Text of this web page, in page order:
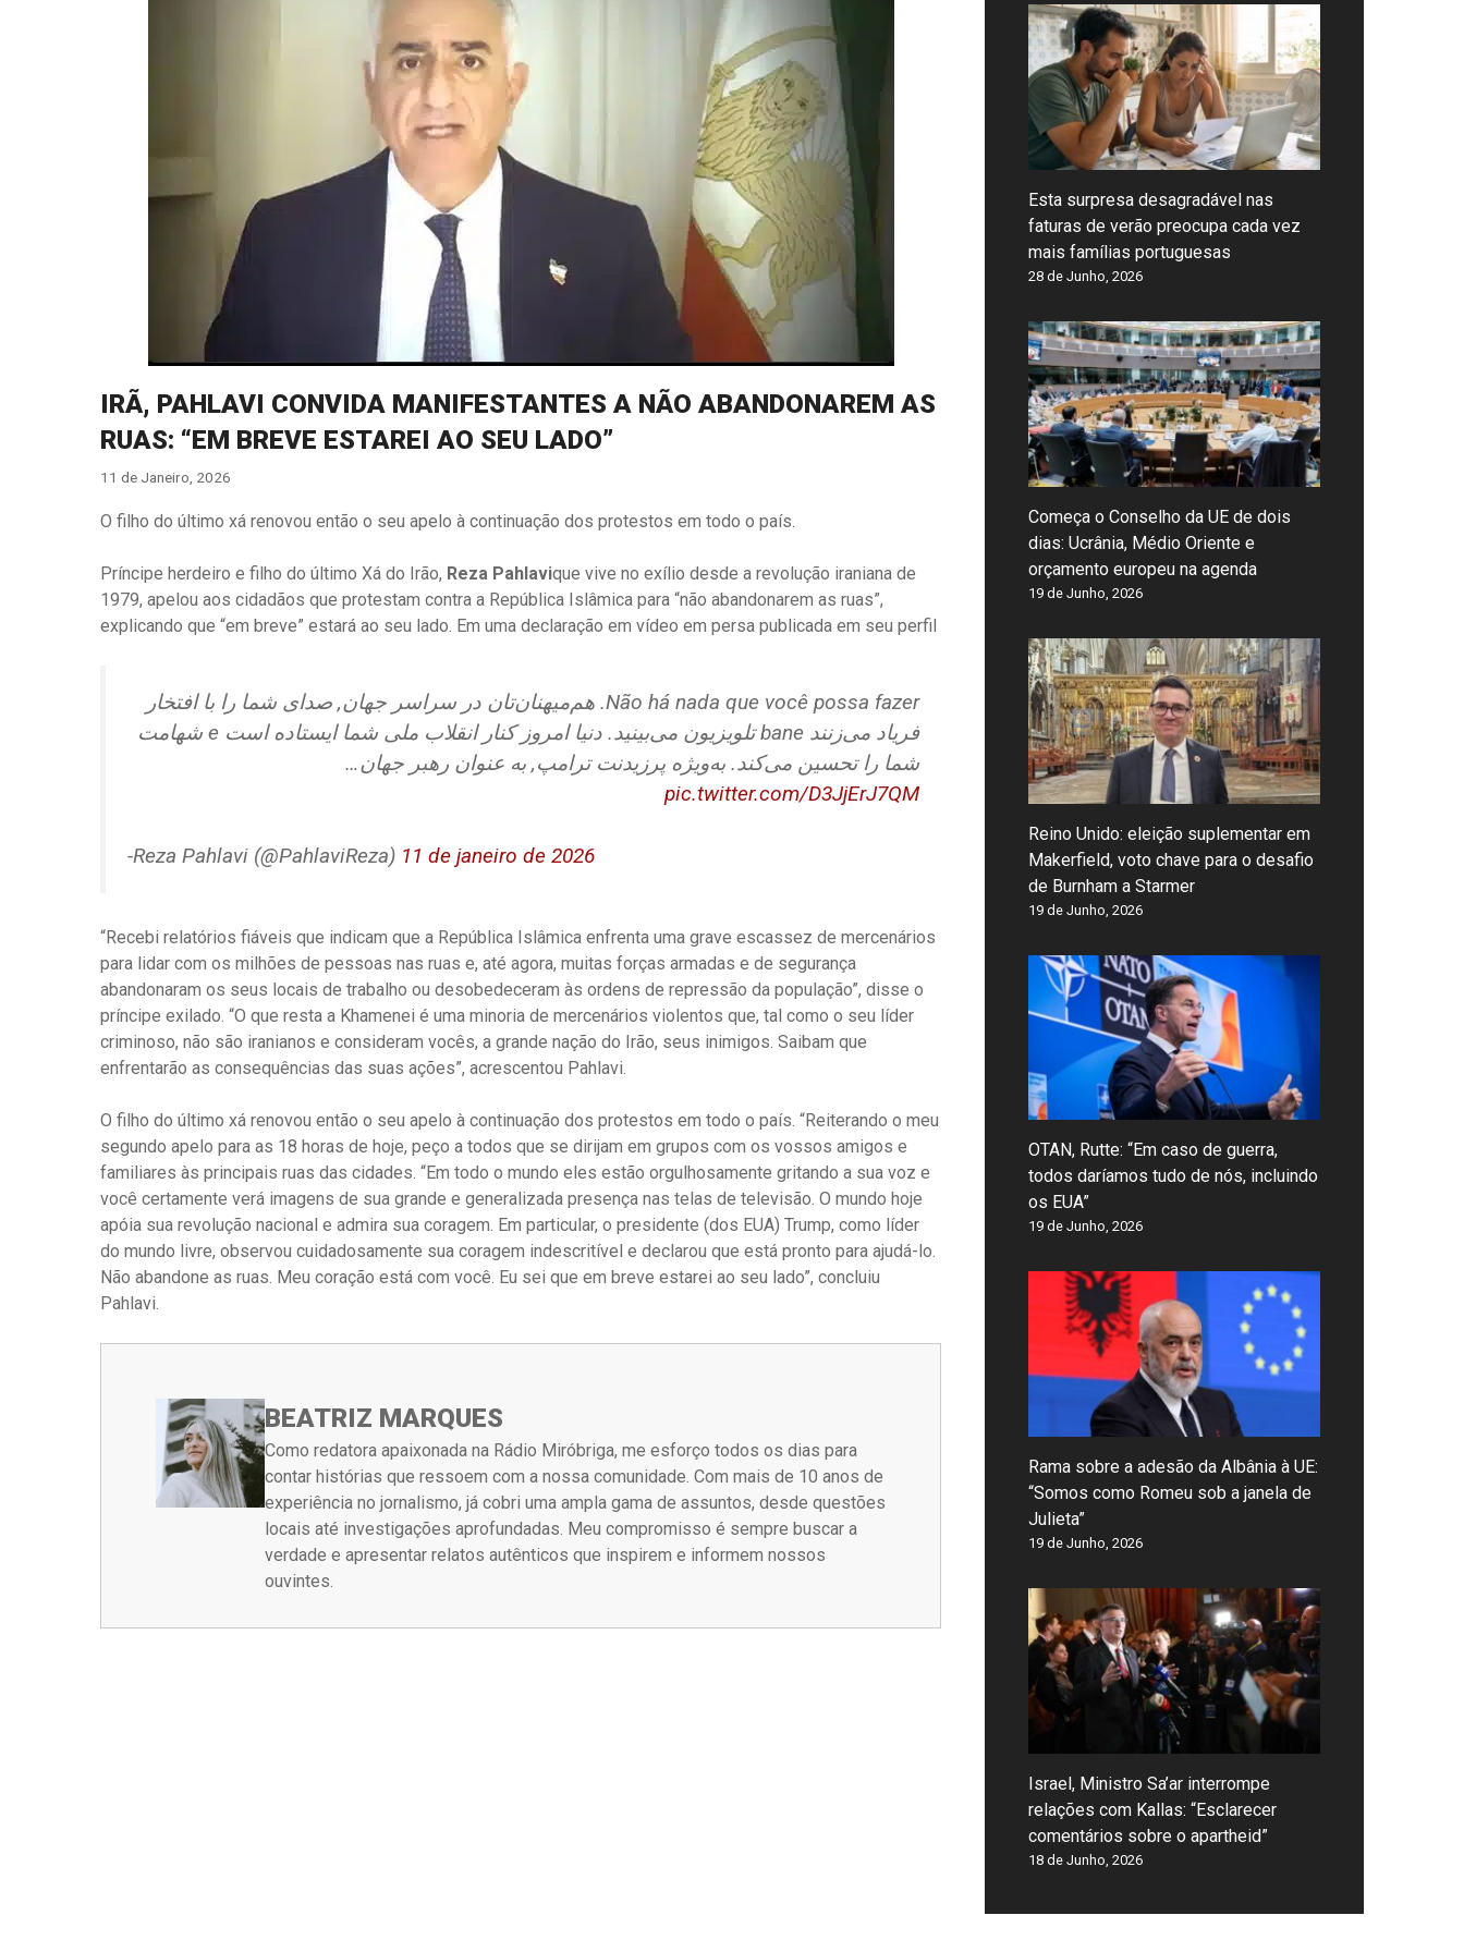
IRÃ, PAHLAVI CONVIDA MANIFESTANTES A NÃO ABANDONAREM AS
RUAS: “EM BREVE ESTAREI AO SEU LADO”
11 de Janeiro, 2026
O filho do último xá renovou então o seu apelo à continuação dos protestos em todo o país.
Príncipe herdeiro e filho do último Xá do Irão, Reza Pahlavique vive no exílio desde a revolução iraniana de
1979, apelou aos cidadãos que protestam contra a República Islâmica para “não abandonarem as ruas”,
explicando que “em breve” estará ao seu lado. Em uma declaração em vídeo em persa publicada em seu perfil
Não há nada que você possa fazer. هم‌میهنان‌تان در سراسر جهان, صدای شما را با افتخار
فریاد می‌زنند bane تلویزیون می‌بینید. دنیا امروز کنار انقلاب ملی شما ایستاده است e شهامت
شما را تحسین می‌کند. به‌ویژه پرزیدنت ترامپ, به عنوان رهبر جهان…
pic.twitter.com/D3JjErJ7QM
-Reza Pahlavi (@PahlaviReza) 11 de janeiro de 2026
“Recebi relatórios fiáveis ​​que indicam que a República Islâmica enfrenta uma grave escassez de mercenários
para lidar com os milhões de pessoas nas ruas e, até agora, muitas forças armadas e de segurança
abandonaram os seus locais de trabalho ou desobedeceram às ordens de repressão da população”, disse o
príncipe exilado. “O que resta a Khamenei é uma minoria de mercenários violentos que, tal como o seu líder
criminoso, não são iranianos e consideram vocês, a grande nação do Irão, seus inimigos. Saibam que
enfrentarão as consequências das suas ações”, acrescentou Pahlavi.
O filho do último xá renovou então o seu apelo à continuação dos protestos em todo o país. “Reiterando o meu
segundo apelo para as 18 horas de hoje, peço a todos que se dirijam em grupos com os vossos amigos e
familiares às principais ruas das cidades. “Em todo o mundo eles estão orgulhosamente gritando a sua voz e
você certamente verá imagens de sua grande e generalizada presença nas telas de televisão. O mundo hoje
apóia sua revolução nacional e admira sua coragem. Em particular, o presidente (dos EUA) Trump, como líder
do mundo livre, observou cuidadosamente sua coragem indescritível e declarou que está pronto para ajudá-lo.
Não abandone as ruas. Meu coração está com você. Eu sei que em breve estarei ao seu lado”, concluiu
Pahlavi.
BEATRIZ MARQUES
Como redatora apaixonada na Rádio Miróbriga, me esforço todos os dias para
contar histórias que ressoem com a nossa comunidade. Com mais de 10 anos de
experiência no jornalismo, já cobri uma ampla gama de assuntos, desde questões
locais até investigações aprofundadas. Meu compromisso é sempre buscar a
verdade e apresentar relatos autênticos que inspirem e informem nossos
ouvintes.
Esta surpresa desagradável nas
faturas de verão preocupa cada vez
mais famílias portuguesas
28 de Junho, 2026
Começa o Conselho da UE de dois
dias: Ucrânia, Médio Oriente e
orçamento europeu na agenda
19 de Junho, 2026
Reino Unido: eleição suplementar em
Makerfield, voto chave para o desafio
de Burnham a Starmer
19 de Junho, 2026
OTAN, Rutte: “Em caso de guerra,
todos daríamos tudo de nós, incluindo
os EUA”
19 de Junho, 2026
Rama sobre a adesão da Albânia à UE:
“Somos como Romeu sob a janela de
Julieta”
19 de Junho, 2026
Israel, Ministro Sa’ar interrompe
relações com Kallas: “Esclarecer
comentários sobre o apartheid”
18 de Junho, 2026